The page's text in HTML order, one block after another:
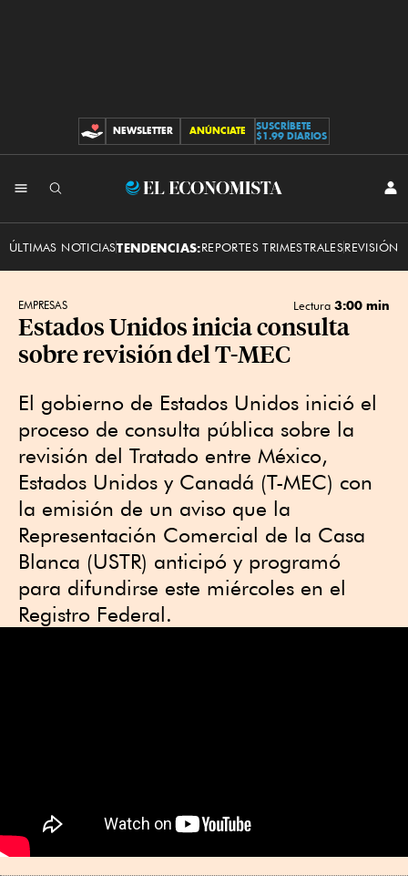
CONTRIBUCIONES
NEWSLETTER ANÚNCIATE
SUSCRÍBETE
$1.99 DIARIOS
El
ÚLTIMAS NOTICIASTENDENCIAS:REPORTES TRIMESTRALESREVISIÓN
EMPRESAS Lectura 3:00 min
Estados Unidos inicia consulta
sobre revisión del T-MEC
El gobierno de Estados Unidos inició el
proceso de consulta pública sobre la
revisión del Tratado entre México,
Estados Unidos y Canadá (T-MEC) con
la emisión de un aviso que la
Representación Comercial de la Casa
Blanca (USTR) anticipó y programó
para difundirse este miércoles en el
Registro Federal.